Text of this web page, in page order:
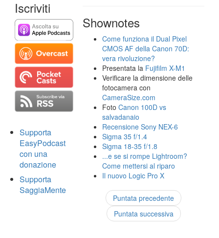
Iscriviti
Supporta
EasyPodcast
con una
donazione
Supporta
SaggiaMente
Shownotes
Come funziona il Dual Pixel
CMOS AF della Canon 70D:
vera rivoluzione?
Presentata la Fujifilm X-M1
Verificare la dimensione delle
fotocamera con
CameraSize.com
FotoCanon 100D vs
salvadanaio
Recensione Sony NEX-6
Sigma 35 f/1.4
Sigma 18-35 f/1.8
...e se si rompe Lightroom?
Come mettersi al riparo
Il nuovo Logic Pro X
Puntata precedente
Puntata successiva